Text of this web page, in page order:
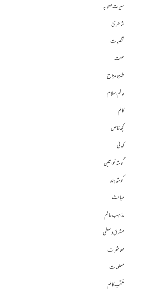
سیرت صحابہ
شاعری
شخصیات
صحت
طنز و مزاح
عالم اسلام
کالم
کچھ خاص
کہانی
گوشہ خواتین
گوشہ ہند
مباحث
مذاہب عالم
مشرق وسطی
معاشرت
معلومات
منتخب کالم